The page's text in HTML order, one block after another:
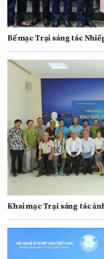
Bế mạc Trại sáng tác
Khai mạc Trại sáng tác